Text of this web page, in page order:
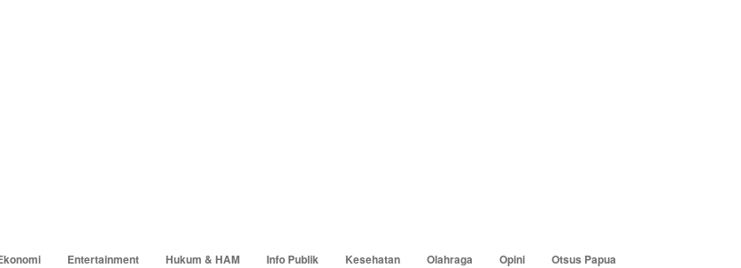
Entertainment Hukum & HAM Info Publik Kesehatan Olahraga Opini Otsus Papua